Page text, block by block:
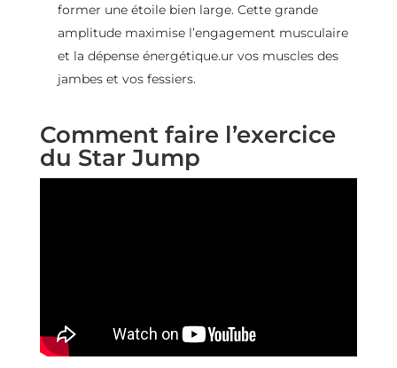
former une étoile bien large. Cette grande
amplitude maximise l’engagement musculaire
et la dépense énergétique.ur vos muscles des
jambes et vos fessiers.
Comment faire l’exercice
du Star Jump